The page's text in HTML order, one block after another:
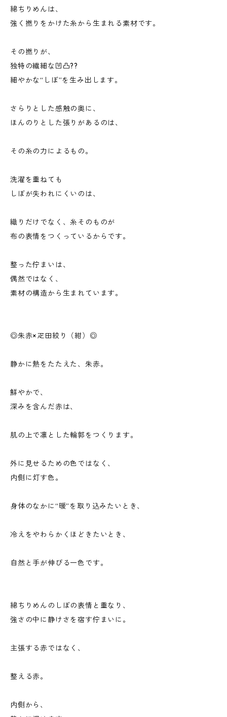
綿ちりめんは、
強く撚りをかけた糸から生まれる素材です。
その撚りが、
独特の繊細な凹凸??
細やかな“しぼ”を生み出します。
さらりとした感触の奥に、
ほんのりとした張りがあるのは、
その糸の力によるもの。
洗濯を重ねても
しぼが失われにくいのは、
織りだけでなく、糸そのものが
布の表情をつくっているからです。
整った佇まいは、
偶然ではなく、
素材の構造から生まれています。
◎朱赤×疋田絞り（紺）◎
静かに熱をたたえた、朱赤。
鮮やかで、
深みを含んだ赤は、
肌の上で凛とした輪郭をつくります。
外に見せるための色ではなく、
内側に灯す色。
身体のなかに“暖”を取り込みたいとき、
冷えをやわらかくほどきたいとき、
自然と手が伸びる一色です。
綿ちりめんのしぼの表情と重なり、
強さの中に静けさを宿す佇まいに。
主張する赤ではなく、
整える赤。
内側から、